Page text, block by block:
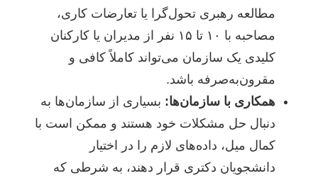
مطالعه رهبری تحول‌گرا یا تعارضات کاری،
مصاحبه با ۱۰ تا ۱۵ نفر از مدیران یا کارکنان
کلیدی یک سازمان می‌تواند کاملاً کافی و
مقرون‌به‌صرفه باشد.
همکاری با سازمان‌ها: بسیاری از سازمان‌ها به
دنبال حل مشکلات خود هستند و ممکن است با
کمال میل، داده‌های لازم را در اختیار
دانشجویان دکتری قرار دهند، به شرطی که